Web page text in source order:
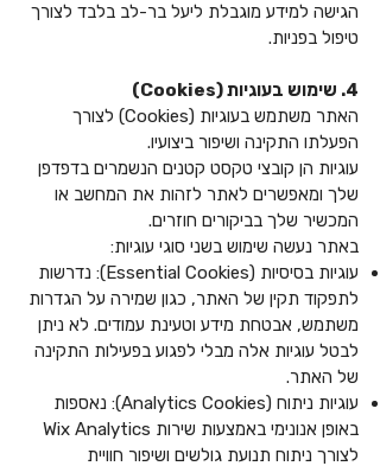
הגישה למידע מוגבלת ליעל בר-לב בלבד לצורך
טיפול בפניות.
4. שימוש בעוגיות (Cookies)
האתר משתמש בעוגיות (Cookies) לצורך
הפעלתו התקינה ושיפור ביצועיו.
עוגיות הן קובצי טקסט קטנים הנשמרים בדפדפן
שלך ומאפשרים לאתר לזהות את המחשב או
המכשיר שלך בביקורים חוזרים.
באתר נעשה שימוש בשני סוגי עוגיות:
עוגיות בסיסיות (Essential Cookies): נדרשות
לתפקוד תקין של האתר, כגון שמירה על הגדרות
משתמש, אבטחת מידע וטעינת עמודים. לא ניתן
לבטל עוגיות אלה מבלי לפגוע בפעילות התקינה
של האתר.
עוגיות ניתוח (Analytics Cookies): נאספות
באופן אנונימי באמצעות שירות Wix Analytics
לצורך ניתוח תנועת גולשים ושיפור חוויית